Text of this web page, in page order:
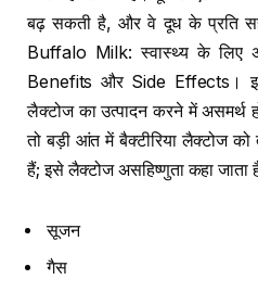
बढ़ सकती है, और वे दूध के प्रति
Buffalo Milk: स्वास्थ्य के लिए
Benefits और Side Effects।
लैक्टोज का उत्पादन करने में असमर्थ
तो बड़ी आंत में बैक्टीरिया लैक्टोज
हैं; इसे लैक्टोज असहिष्णुता कहा जाता
सूजन
गैस